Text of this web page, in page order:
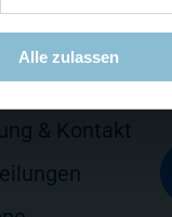
Alle zulassen